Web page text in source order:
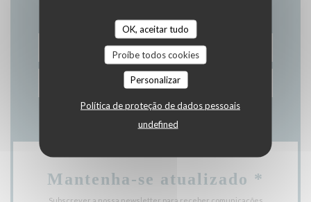
OK, aceitar tudo
Proíbe todos cookies
Personalizar
Política de proteção de dados pessoais
undefined
RESERVAR UMA MESA
PRIVATIZAÇÃO
Mantenha-se atualizado *